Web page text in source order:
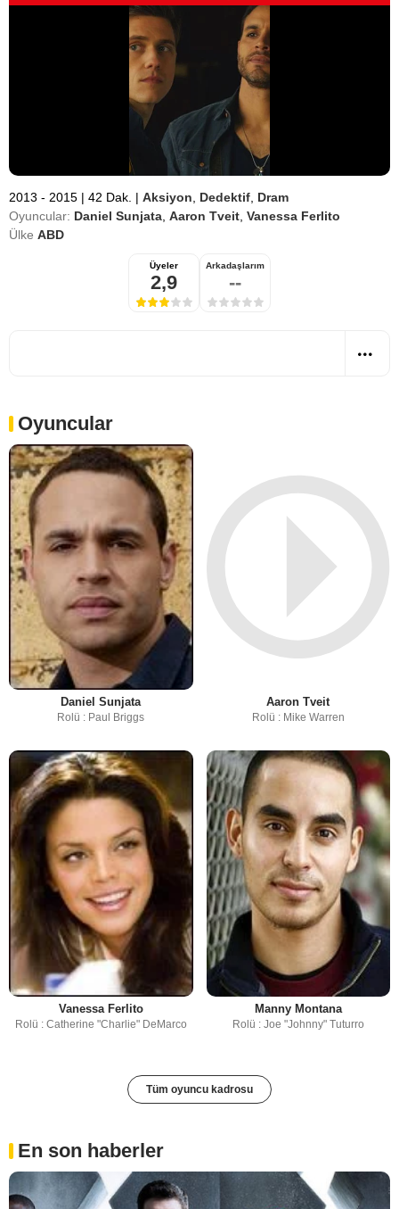
2013 - 2015 | 42 Dak. | Aksiyon Dedektif Dram
Oyuncular: Daniel Sunjata Aaron Tveit Vanessa Ferlito
Ülke ABD
Üyeler
2,9
Arkadaşlarım
--
Oyuncular
Daniel Sunjata
Rolü : Paul Briggs
Aaron Tveit
Rolü : Mike Warren
Vanessa Ferlito
Rolü : Catherine "Charlie" DeMarco
Manny Montana
Rolü : Joe "Johnny" Tuturro
Tüm oyuncu kadrosu
En son haberler